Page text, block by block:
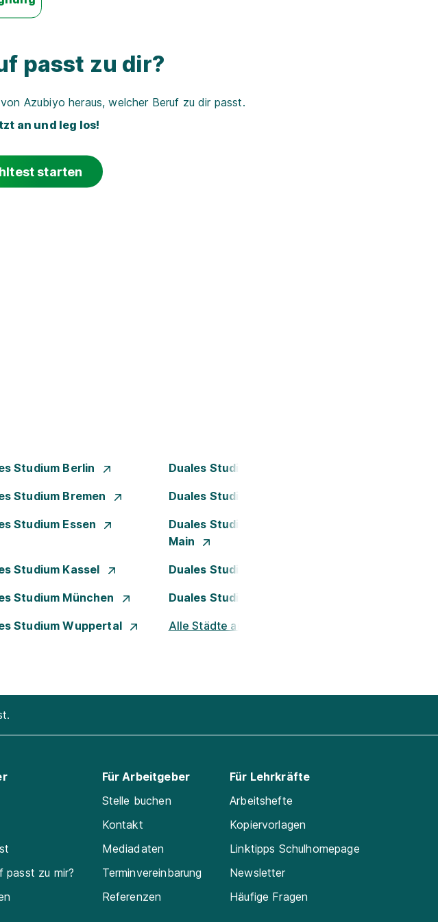
passt zu dir?
Azubiyo heraus, welcher Beruf zu dir passt.
an und leg los!
starten
Studium Berlin Duales Studium Bielefeld
Studium Bremen Duales Studium Dortmund
Studium Essen
Duales Studium Frankfurt am
Main
Studium Kassel Duales Studium Köln
Studium München Duales Studium Nürnberg
Studium Wuppertal Alle Städte ansehen
passt zu mir?
Für Arbeitgeber
Stelle buchen
Kontakt
Mediadaten
Terminvereinbarung
Referenzen
Für Lehrkräfte
Arbeitshefte
Kopiervorlagen
Linktipps Schulhomepage
Newsletter
Häufige Fragen